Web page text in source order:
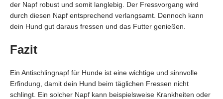
der Napf robust und somit langlebig. Der Fressvorgang wird
durch diesen Napf entsprechend verlangsamt. Dennoch kann
dein Hund gut daraus fressen und das Futter genießen.
Fazit
Ein Antischlingnapf für Hunde ist eine wichtige und sinnvolle
Erfindung, damit dein Hund beim täglichen Fressen nicht
schlingt. Ein solcher Napf kann beispielsweise Krankheiten oder